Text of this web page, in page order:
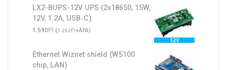
LX2-BUPS-12V UPS (2x18650, 15W,
12V, 1.2A, USB-C)
1.590Ft (1.252Ft+ÁFA)
Ethernet Wiznet shield (W5100
chip, LAN)